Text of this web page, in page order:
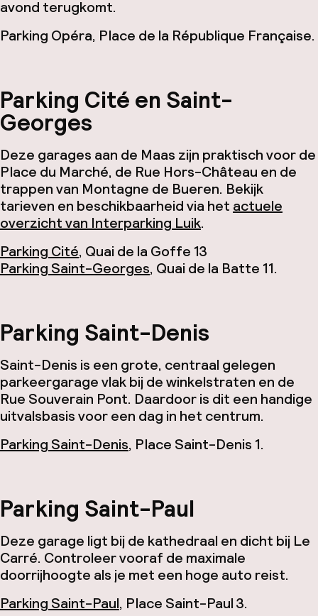
avond terugkomt.
Parking Opéra, Place de la République Française.
Parking Cité en Saint-
Georges
Deze garages aan de Maas zijn praktisch voor de
Place du Marché, de Rue Hors-Château en de
trappen van Montagne de Bueren. Bekijk
tarieven en beschikbaarheid via het actuele
overzicht van Interparking Luik.
Parking Cité, Quai de la Goffe 13
Parking Saint-Georges, Quai de la Batte 11.
Parking Saint-Denis
Saint-Denis is een grote, centraal gelegen
parkeergarage vlak bij de winkelstraten en de
Rue Souverain Pont. Daardoor is dit een handige
uitvalsbasis voor een dag in het centrum.
Parking Saint-Denis, Place Saint-Denis 1.
Parking Saint-Paul
Deze garage ligt bij de kathedraal en dicht bij Le
Carré. Controleer vooraf de maximale
doorrijhoogte als je met een hoge auto reist.
Parking Saint-Paul, Place Saint-Paul 3.